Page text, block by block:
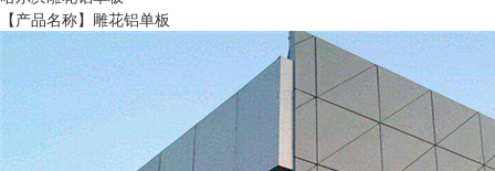
【产品名称】雕花铝单板